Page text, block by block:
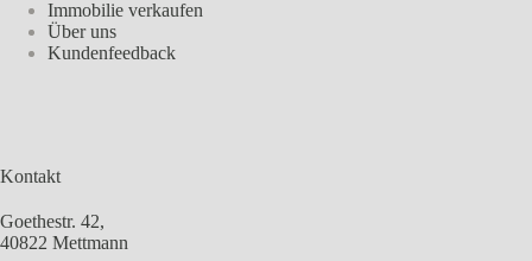
Immobilie verkaufen
Über uns
Kundenfeedback
Kontakt
Goethestr. 42,
40822 Mettmann